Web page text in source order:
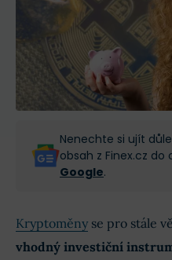
Nenechte si ujít
obsah z Finex.cz
Google.
Kryptoměny se pro stále
vhodný investiční